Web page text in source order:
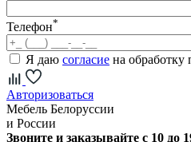
Телефон*
Я даю согласие на обработку
Авторизоваться
Мебель Белоруссии
и России
Звоните и заказывайте с 10 до